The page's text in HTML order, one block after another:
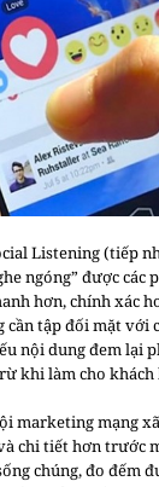
Listening (tiếp
ngóng” được các
hơn, chính xác
cần tập đối mặt với
nội dung đem lại
khi làm cho
marketing mạng
chi tiết hơn trước
chúng, đo đếm